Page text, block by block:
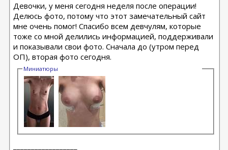
Девочки, у меня сегодня неделя после операции!
Делюсь фото, потому что этот замечательный сайт
мне очень помог! Спасибо всем девчулям, которые
тоже со мной делились информацией, поддерживали
и показывали свои фото. Сначала до (утром перед
ОП), вторая фото сегодня.
Миниатюры